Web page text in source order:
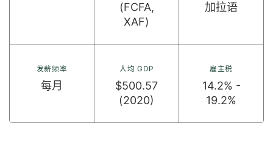
(FCFA,
XAF)
加拉语
发薪频率
每月
人均 GDP
$500.57
(2020)
雇主税
14.2% -
19.2%